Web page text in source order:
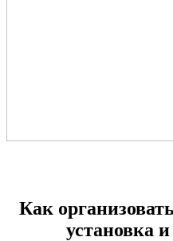
Как
установка